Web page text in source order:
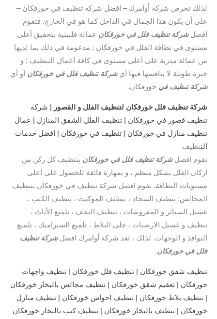
لذلك تحرص شركة أوامرك – افضل شركة تنظيف في خورفكان –
على أن يكون هذا الجمال في الداخل كما هو في الخارج. فتقوم
افضلشركة تنظيف فلل في خورفكان عمالة فلبينية بتحقيق أعلى
مستوى في نظافة الفلل في خورفكان ; مدعومة في ذلك بما لديها
من عمالة مدربة على أعلى مستوى في كافة أعمال التنظيف ; و
خبرة طويلة لا ينافسها فيها أيشركة تنظيف فلل في خورفكان أو أي
شركة تنظيف في خورفكان.
شركة تنظيف فلل خورفكان لتنظيف الفلل و القصور
| شركة
تنظيف قصور في خورفكان | تنظيف الفلل الشقق المنازل | عمال
تنظيف منازل في خورفكان | تنظيف في خورفكان | افضل خدمات
التنظيف
تقوم افضل شركة تنظيف فلل في خورفكان بتنظيف كل ركن من
أركان الفلل بشكل منظم ، و بمهارة فائقة للحصول على اعلى
مستويات النظافة. تقوم افضل شركة تنظيف في خورفكان بتنظيف
المجالس: تنظيف السجاد ، تنظيف الموكيت ، تنظيف الكنب ،
غسيل الستائر و المفروشات ، تنظيف النجف ، تلميع الأثاث ،
تنظيف و غسيل الارضيات ، جلى البلاط ، تلميع السيراميك ، تلميع
النوافذ و الوجهات. لذلك ، تعد شركة أوامرك افضلشركة تنظيف
فلل في خورفكان.
تنظيف شقق خورفكان | تنظيف فلل خورفكان | تنظيف واجهات
خورفكان | تعقيم شقق خورفكان | تنظيف مجالس بالبخار خورفكان
| تنظيف بلاط خورفكان | تنظيف احواش خورفكان | تنظيف منازل
خورفكان | تنظيف بالبخار خورفكان | تنظيف كنب بالبخار خورفكان